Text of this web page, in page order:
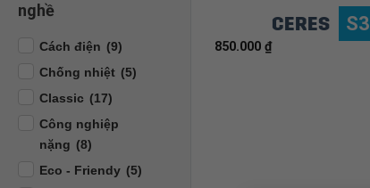
nghề
Cách điện (9)
Chống nhiệt (5)
Classic (17)
Công nghiệp
nặng (8)
Eco - Friendy (5)
CERES S3
850.000 ₫